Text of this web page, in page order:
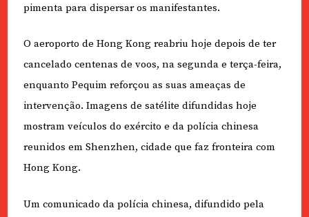
pimenta para dispersar os manifestantes.
O aeroporto de Hong Kong reabriu hoje depois de ter
cancelado centenas de voos, na segunda e terça-feira,
enquanto Pequim reforçou as suas ameaças de
intervenção. Imagens de satélite difundidas hoje
mostram veículos do exército e da polícia chinesa
reunidos em Shenzhen, cidade que faz fronteira com
Hong Kong.
Um comunicado da polícia chinesa, difundido pela